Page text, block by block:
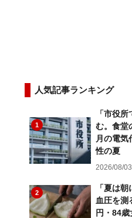
人気記事ランキング
1
「市役
む。食堂
月の電気
性の夏
2026/08/03
2
「夏は
血圧を測
円・84